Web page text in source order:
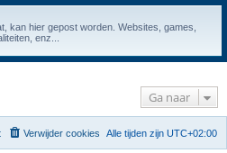
kan hier gepost worden. Websites, games,
enz...
Ga naar
Alle tijden zijn UTC+02:00
Verwijder cookies